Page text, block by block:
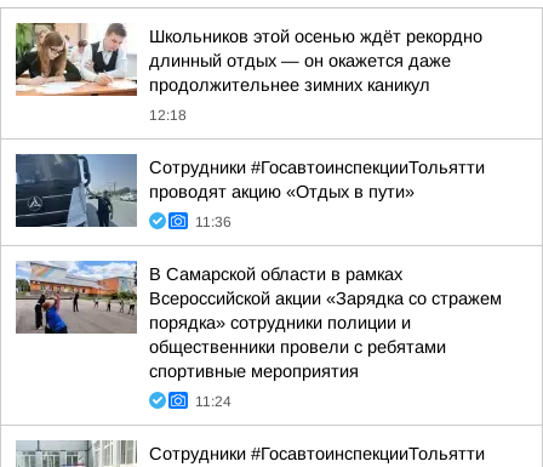
Школьников этой осенью ждёт рекордно
длинный отдых — он окажется даже
продолжительнее зимних каникул
12:18
Сотрудники #ГосавтоинспекцииТольятти
проводят акцию «Отдых в пути»
11:36
В Самарской области в рамках
Всероссийской акции «Зарядка со стражем
порядка» сотрудники полиции и
общественники провели с ребятами
спортивные мероприятия
11:24
Сотрудники #ГосавтоинспекцииТольятти